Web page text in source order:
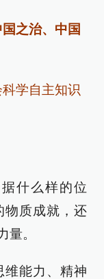
之治、中国
学自主知识
什么样的位
物质成就，还
量。
维能力、精神